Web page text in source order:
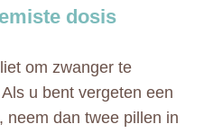
dosis
om zwanger te
u bent vergeten een
neem dan twee pillen in